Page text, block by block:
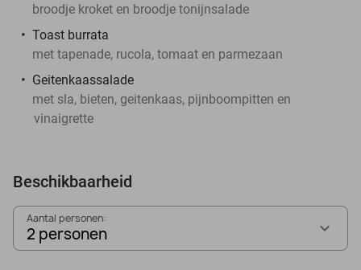
broodje kroket en broodje tonijnsalade
Toast burrata
met tapenade, rucola, tomaat en parmezaan
Geitenkaassalade
met sla, bieten, geitenkaas, pijnboompitten en
vinaigrette
Beschikbaarheid
Aantal personen:
2 personen